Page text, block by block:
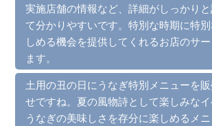
実施店舗の情報など、詳細がしっかり
て分かりやすいです。特別な時期に特
しめる機会を提供してくれるお店のサ
ます。
土用の丑の日にうなぎ特別メニューを
せですね。夏の風物詩として楽しみなイ
うなぎの美味しさを存分に楽しめるメ